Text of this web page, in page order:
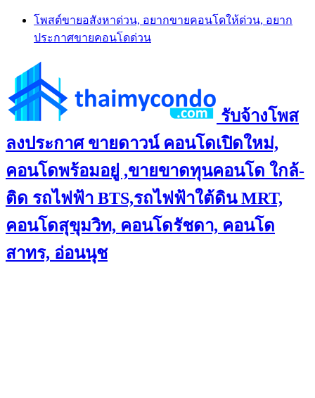
Skip
content
โพสต์ขายอสังหาด่วน, อยากขายคอนโดให้ด่วน, อยาก
ประกาศขายคอนโดด่วน
รับจ้างโพส
ลงประกาศ ขายดาวน์ คอนโดเปิดใหม่,
คอนโดพร้อมอยู่ ,ขายขาดทุนคอนโด ใกล้-
ติด รถไฟฟ้า BTS,รถไฟฟ้าใต้ดิน MRT,
คอนโดสุขุมวิท, คอนโดรัชดา, คอนโด
สาทร, อ่อนนุช